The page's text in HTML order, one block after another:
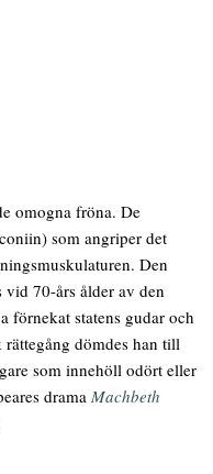
omogna fröna. De
som angriper det
Den
vid 70-års ålder av den
förnekat statens gudar och
dömdes han till
som innehöll odört eller
drama Machbeth